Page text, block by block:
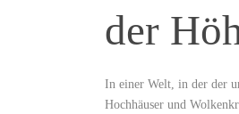
der
In einer Welt, in der der
Hochhäuser und